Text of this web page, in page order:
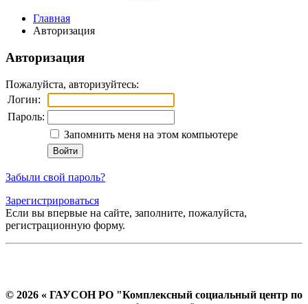
Главная
Авторизация
Авторизация
Пожалуйста, авторизуйтесь:
Логин:
Пароль:
Запомнить меня на этом компьютере
Забыли свой пароль?
Зарегистрироваться
Если вы впервые на сайте, заполните, пожалуйста,
регистрационную форму.
© 2026 « ГАУСОН РО "Комплексный социальный центр по